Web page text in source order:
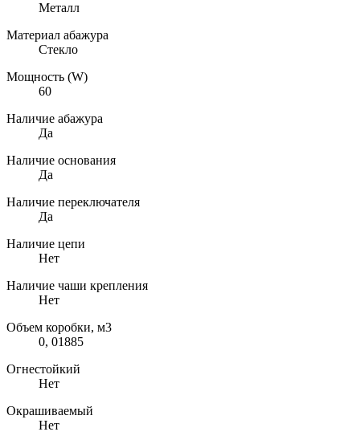
Металл
Материал абажура
Стекло
Мощность (W)
60
Наличие абажура
Да
Наличие основания
Да
Наличие переключателя
Да
Наличие цепи
Нет
Наличие чаши крепления
Нет
Объем коробки, м3
0, 01885
Огнестойкий
Нет
Окрашиваемый
Нет